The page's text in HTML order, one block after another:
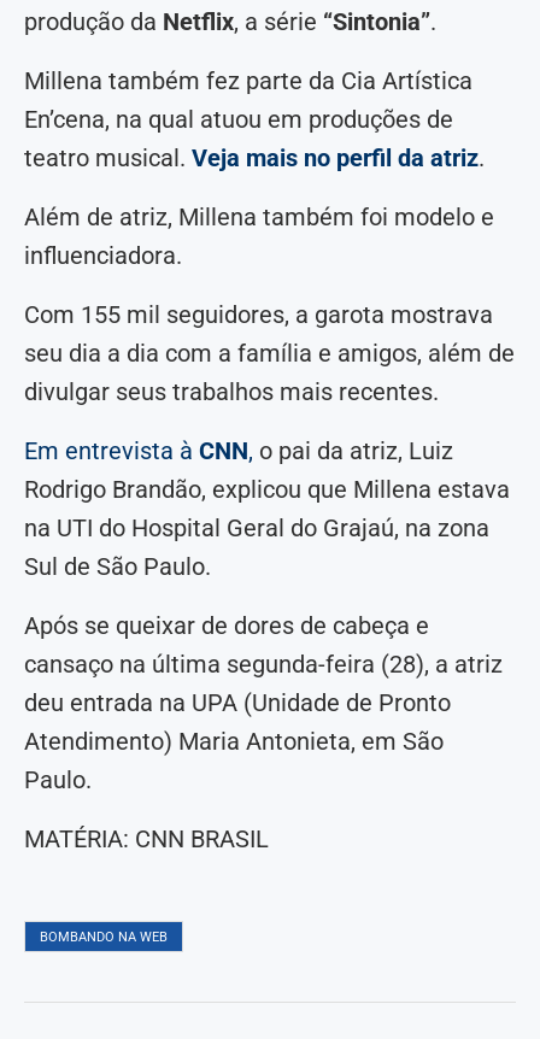
produção da Netflix, a série “Sintonia”.
Millena também fez parte da Cia Artística
En’cena, na qual atuou em produções de
teatro musical. Veja mais no perfil da atriz.
Além de atriz, Millena também foi modelo e
influenciadora.
Com 155 mil seguidores, a garota mostrava
seu dia a dia com a família e amigos, além de
divulgar seus trabalhos mais recentes.
Em entrevista à CNN, o pai da atriz, Luiz
Rodrigo Brandão, explicou que Millena estava
na UTI do Hospital Geral do Grajaú, na zona
Sul de São Paulo.
Após se queixar de dores de cabeça e
cansaço na última segunda-feira (28), a atriz
deu entrada na UPA (Unidade de Pronto
Atendimento) Maria Antonieta, em São
Paulo.
MATÉRIA: CNN BRASIL
BOMBANDO NA WEB